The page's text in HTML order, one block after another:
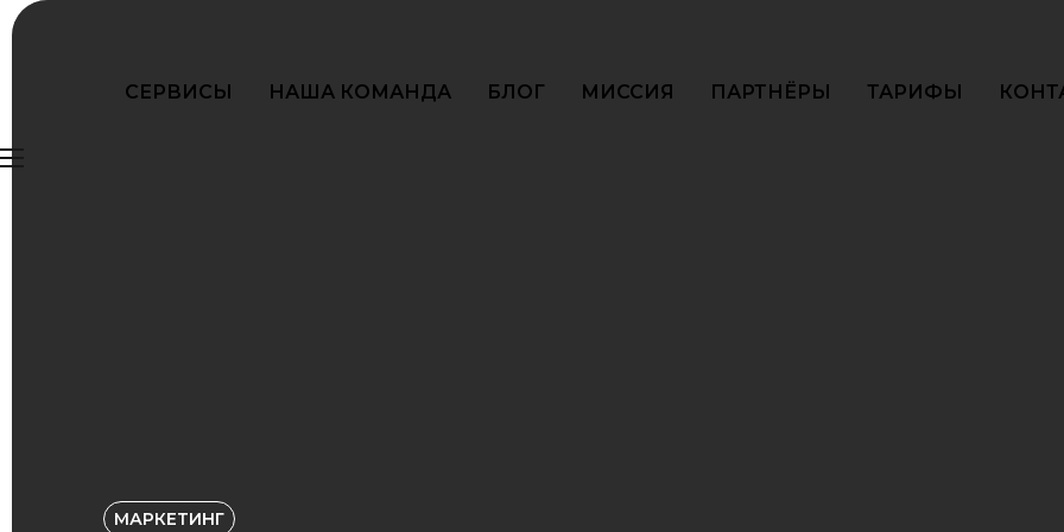
СЕРВИСЫ НАША КОМАНДА БЛОГ МИССИЯ ПАРТНЁРЫ ТАРИФЫ
МАРКЕТИНГ